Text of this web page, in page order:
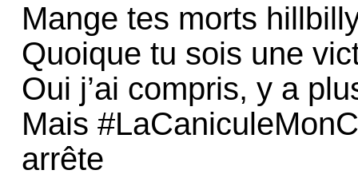
Mange tes morts
Quoique tu sois une
Oui j’ai compris, y a
Mais
arrête